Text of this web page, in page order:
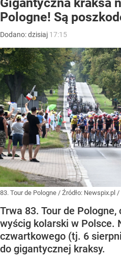
Pologne! Są
Dodano:dzisiaj 17:15
83. Tour de Pologne / Źródło: Newspix.pl /
Trwa 83. Tour de
wyścig kolarski w Polsce.
czwartkowego (tj. 6
do gigantycznej kraksy.